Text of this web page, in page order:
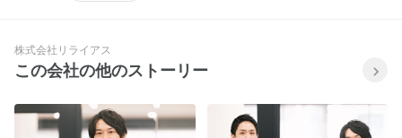
株式会社リライアス
この会社の他のストーリー